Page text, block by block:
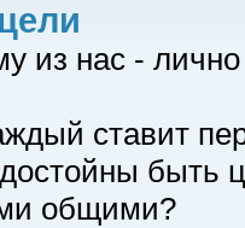
из нас -
ставит
быть
общими?